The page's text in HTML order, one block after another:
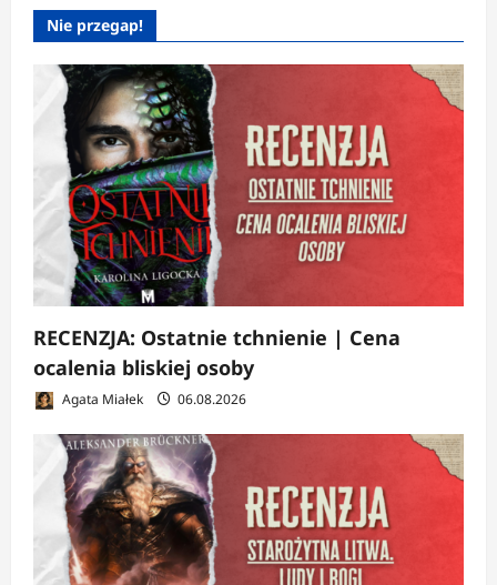
Nie przegap!
RECENZJA: Ostatnie tchnienie | Cena
ocalenia bliskiej osoby
Agata Miałek 06.08.2026